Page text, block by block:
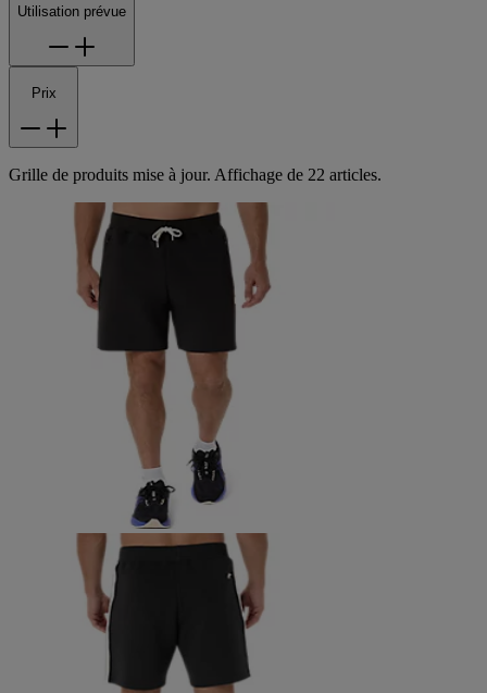
Utilisation prévue
Prix
Grille de produits mise à jour. Affichage de 22 articles.